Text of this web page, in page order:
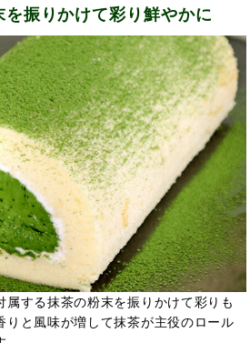
を振りかけて彩り鮮やかに
属する抹茶の粉末を振りかけて彩りも
りと風味が増して抹茶が主役のロール